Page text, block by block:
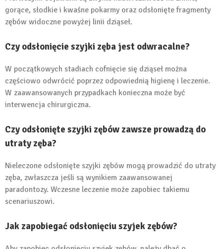
gorące, słodkie i kwaśne pokarmy oraz odsłonięte fragmenty
zębów widoczne powyżej linii dziąseł.
Czy odsłonięcie szyjki zęba jest odwracalne?
W początkowych stadiach cofnięcie się dziąseł można
częściowo odwrócić poprzez odpowiednią higienę i leczenie.
W zaawansowanych przypadkach konieczna może być
interwencja chirurgiczna.
Czy odsłonięte szyjki zębów zawsze prowadzą do
utraty zęba?
Nieleczone odsłonięte szyjki zębów mogą prowadzić do utraty
zęba, zwłaszcza jeśli są wynikiem zaawansowanej
paradontozy. Wczesne leczenie może zapobiec takiemu
scenariuszowi.
Jak zapobiegać odsłonięciu szyjek zębów?